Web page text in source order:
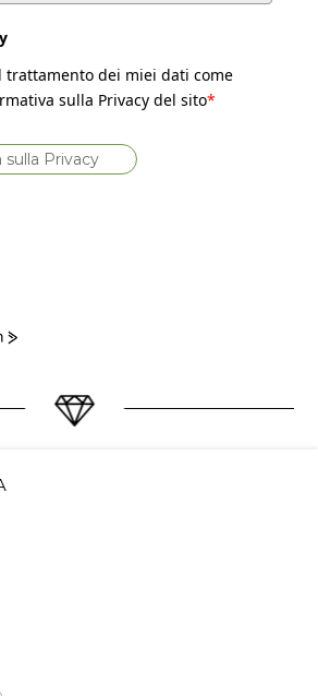
trattamento dei miei dati come
sulla Privacy del sito*
sulla Privacy